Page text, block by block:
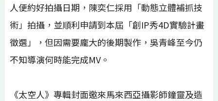
人便約好拍攝日期，陳奕仁採用「動態立體補抓技
術」拍攝，並順利申請到本屆「創IP秀4D實驗計畫
徵選」，但因需要龐大的後期製作，吳青峰至今仍
不知導演何時能完成MV。
《太空人》專輯封面邀來馬來西亞攝影師鐘靈及造